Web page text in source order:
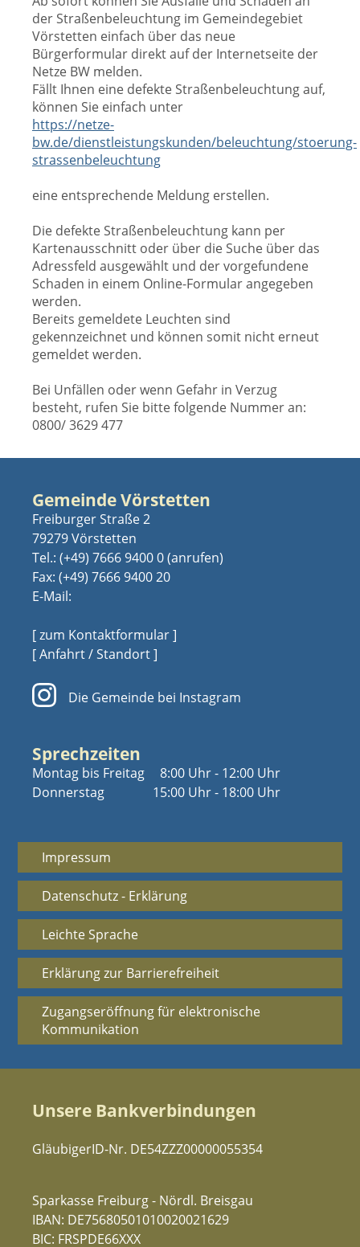
der Straßenbeleuchtung im Gemeindegebiet
Vörstetten einfach über das neue
Bürgerformular direkt auf der Internetseite der
Netze BW melden.
Fällt Ihnen eine defekte Straßenbeleuchtung auf,
können Sie einfach unter
https://netze-
bw.de/dienstleistungskunden/beleuchtung/stoerung-
strassenbeleuchtung
eine entsprechende Meldung erstellen.
Die defekte Straßenbeleuchtung kann per
Kartenausschnitt oder über die Suche über das
Adressfeld ausgewählt und der vorgefundene
Schaden in einem Online-Formular angegeben
werden.
Bereits gemeldete Leuchten sind
gekennzeichnet und können somit nicht erneut
gemeldet werden.
Bei Unfällen oder wenn Gefahr in Verzug
besteht, rufen Sie bitte folgende Nummer an:
0800/ 3629 477
Gemeinde Vörstetten
Freiburger Straße 2
79279 Vörstetten
Tel.: (+49) 7666 9400 0
Fax: (+49) 7666 9400 20
E-Mail:
[ zum Kontaktformular ]
[ Anfahrt / Standort ]
Die Gemeinde bei Instagram
Sprechzeiten
Montag bis Freitag
Donnerstag
8:00 Uhr - 12:00 Uhr
15:00 Uhr - 18:00 Uhr
Impressum
Datenschutz - Erklärung
Leichte Sprache
Erklärung zur Barrierefreiheit
Zugangseröffnung für elektronische
Kommunikation
Unsere Bankverbindungen
GläubigerID-Nr. DE54ZZZ00000055354
Sparkasse Freiburg - Nördl. Breisgau
IBAN: DE75680501010020021629
BIC: FRSPDE66XXX